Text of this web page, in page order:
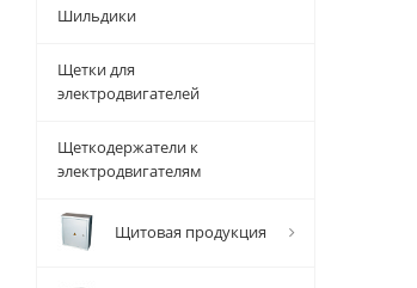
Шильдики
Щетки для
электродвигателей
Щеткодержатели к
электродвигателям
Щитовая продукция